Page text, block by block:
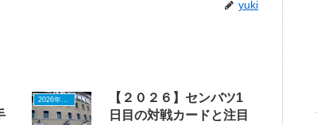
yuki
2026年ドラフトニュース
【２０２６】センバツ1
日目の対戦カードと注目